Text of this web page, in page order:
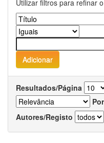
Utilizar filtros para refinar
Resultados/Página
Autores/Registo